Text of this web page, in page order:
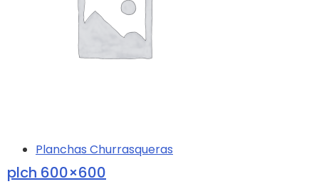
Planchas Churrasqueras
plch 600×600